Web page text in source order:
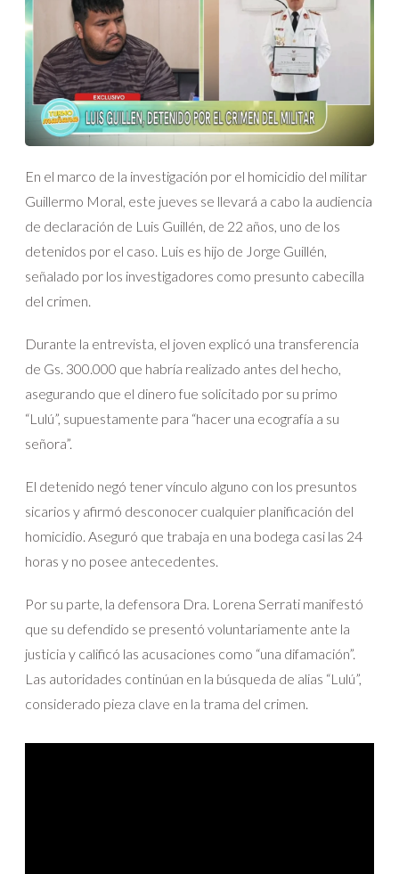
En el marco de la investigación por el homicidio del militar
Guillermo Moral, este jueves se llevará a cabo la audiencia
de declaración de Luis Guillén, de 22 años, uno de los
detenidos por el caso. Luis es hijo de Jorge Guillén,
señalado por los investigadores como presunto cabecilla
del crimen.
Durante la entrevista, el joven explicó una transferencia
de Gs. 300.000 que habría realizado antes del hecho,
asegurando que el dinero fue solicitado por su primo
“Lulú”, supuestamente para “hacer una ecografía a su
señora”.
El detenido negó tener vínculo alguno con los presuntos
sicarios y afirmó desconocer cualquier planificación del
homicidio. Aseguró que trabaja en una bodega casi las 24
horas y no posee antecedentes.
Por su parte, la defensora Dra. Lorena Serrati manifestó
que su defendido se presentó voluntariamente ante la
justicia y calificó las acusaciones como “una difamación”.
Las autoridades continúan en la búsqueda de alias “Lulú”,
considerado pieza clave en la trama del crimen.